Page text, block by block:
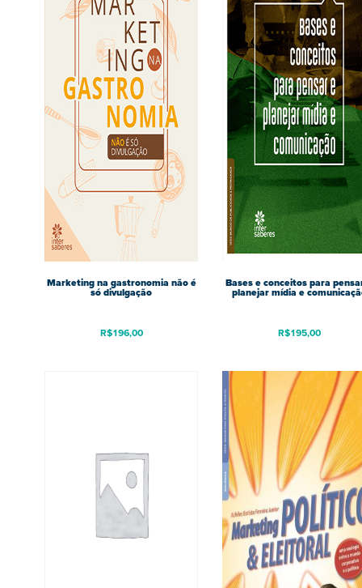
Marketing na gastronomia não é
só divulgação
R$196,00
Bases e conceitos para
planejar mídia e
R$195,00